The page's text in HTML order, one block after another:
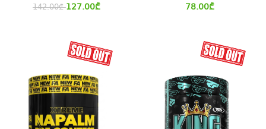
142.00₾ 127.00₾ 78.00₾